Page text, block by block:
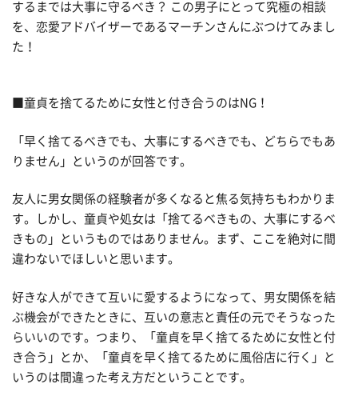
するまでは大事に守るべき？ この男子にとって究極の相談
を、恋愛アドバイザーであるマーチンさんにぶつけてみまし
た！
■童貞を捨てるために女性と付き合うのはNG！
「早く捨てるべきでも、大事にするべきでも、どちらでもあ
りません」というのが回答です。
友人に男女関係の経験者が多くなると焦る気持ちもわかりま
す。しかし、童貞や処女は「捨てるべきもの、大事にするべ
きもの」というものではありません。まず、ここを絶対に間
違わないでほしいと思います。
好きな人ができて互いに愛するようになって、男女関係を結
ぶ機会ができたときに、互いの意志と責任の元でそうなった
らいいのです。つまり、「童貞を早く捨てるために女性と付
き合う」とか、「童貞を早く捨てるために風俗店に行く」と
いうのは間違った考え方だということです。